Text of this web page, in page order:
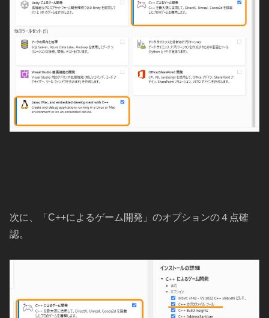
次に、「C++によるゲーム開発」のオプションの４点確
認。